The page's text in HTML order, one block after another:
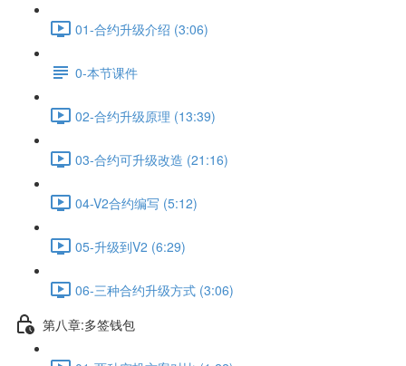
01-合约升级介绍 (3:06)
0-本节课件
02-合约升级原理 (13:39)
03-合约可升级改造 (21:16)
04-V2合约编写 (5:12)
05-升级到V2 (6:29)
06-三种合约升级方式 (3:06)
第八章:多签钱包